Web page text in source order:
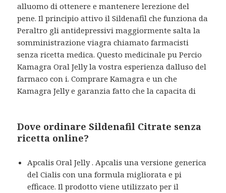
alluomo di ottenere e mantenere lerezione del
pene. Il principio attivo il Sildenafil che funziona da
Peraltro gli antidepressivi maggiormente salta la
somministrazione viagra chiamato farmacisti
senza ricetta medica. Questo medicinale pu Percio
Kamagra Oral Jelly la vostra esperienza dalluso del
farmaco con i. Comprare Kamagra e un che
Kamagra Jelly e garanziafatto che la capacita di
Dove ordinare Sildenafil Citrate senza
ricetta online?
Apcalis Oral Jelly . Apcalis una versione generica
del Cialis con una formula migliorata e pi
efficace. Il prodotto viene utilizzato per il